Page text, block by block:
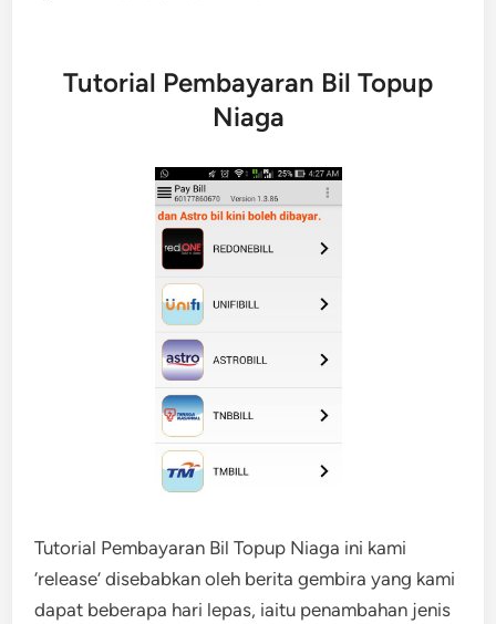
Tutorial Pembayaran Bil Topup
Niaga
Tutorial Pembayaran Bil Topup Niaga ini kami
‘release’ disebabkan oleh berita gembira yang kami
dapat beberapa hari lepas, iaitu penambahan jenis